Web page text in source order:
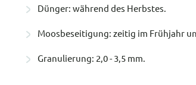
Dünger: während des Herbstes.
Moosbeseitigung: zeitig im Frühjahr
Granulierung: 2,0 - 3,5 mm.